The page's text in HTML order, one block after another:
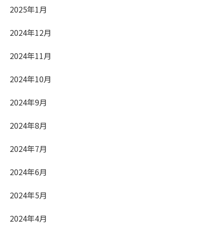
2025年1月
2024年12月
2024年11月
2024年10月
2024年9月
2024年8月
2024年7月
2024年6月
2024年5月
2024年4月